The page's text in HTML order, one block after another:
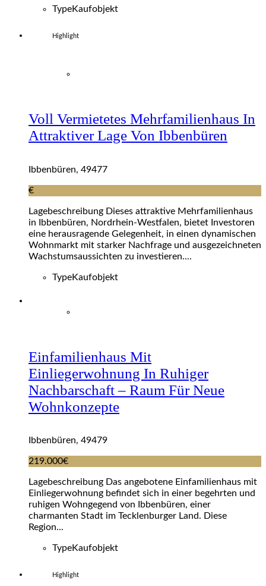
TypeKaufobjekt
Highlight
Voll Vermietetes Mehrfamilienhaus In
Attraktiver Lage Von Ibbenbüren
Ibbenbüren, 49477
€
Lagebeschreibung Dieses attraktive Mehrfamilienhaus
in Ibbenbüren, Nordrhein-Westfalen, bietet Investoren
eine herausragende Gelegenheit, in einen dynamischen
Wohnmarkt mit starker Nachfrage und ausgezeichneten
Wachstumsaussichten zu investieren....
TypeKaufobjekt
Einfamilienhaus Mit
Einliegerwohnung In Ruhiger
Nachbarschaft – Raum Für Neue
Wohnkonzepte
Ibbenbüren, 49479
219.000€
Lagebeschreibung Das angebotene Einfamilienhaus mit
Einliegerwohnung befindet sich in einer begehrten und
ruhigen Wohngegend von Ibbenbüren, einer
charmanten Stadt im Tecklenburger Land. Diese
Region...
TypeKaufobjekt
Highlight